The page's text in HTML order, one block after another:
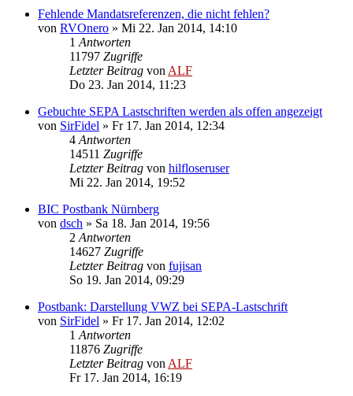
Fehlende Mandatsreferenzen, die nicht fehlen?
von RVOnero » Mi 22. Jan 2014, 14:10
1 Antworten
11797 Zugriffe
Letzter Beitrag von ALF
Do 23. Jan 2014, 11:23
Gebuchte SEPA Lastschriften werden als offen angezeigt
von SirFidel » Fr 17. Jan 2014, 12:34
4 Antworten
14511 Zugriffe
Letzter Beitrag von hilfloseruser
Mi 22. Jan 2014, 19:52
BIC Postbank Nürnberg
von dsch » Sa 18. Jan 2014, 19:56
2 Antworten
14627 Zugriffe
Letzter Beitrag von fujisan
So 19. Jan 2014, 09:29
Postbank: Darstellung VWZ bei SEPA-Lastschrift
von SirFidel » Fr 17. Jan 2014, 12:02
1 Antworten
11876 Zugriffe
Letzter Beitrag von ALF
Fr 17. Jan 2014, 16:19